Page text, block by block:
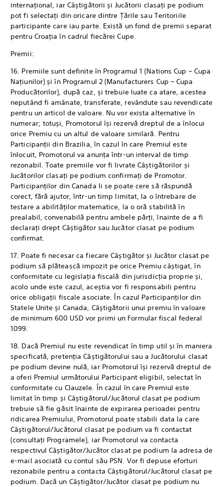
internațional, iar Câștigătorii și Jucătorii clasați pe podium
pot fi selectați din oricare dintre Țările sau Teritoriile
participante care iau parte. Există un fond de premii separat
pentru Croația în cadrul fiecărei Cupe.
Premii:
16. Premiile sunt definite în Programul 1 (Nations Cup – Cupa
Națiunilor) și în Programul 2 (Manufacturers Cup – Cupa
Producătorilor), după caz, și trebuie luate ca atare, acestea
neputând fi amânate, transferate, revândute sau revendicate
pentru un articol de valoare. Nu vor exista alternative în
numerar; totuși, Promotorul își rezervă dreptul de a înlocui
orice Premiu cu un altul de valoare similară. Pentru
Participanții din Brazilia, în cazul în care Premiul este
înlocuit, Promotorul va anunța într-un interval de timp
rezonabil. Toate premiile vor fi livrate Câștigătorilor și
Jucătorilor clasați pe podium confirmați de Promotor.
Participanților din Canada li se poate cere să răspundă
corect, fără ajutor, într-un timp limitat, la o întrebare de
testare a abilităților matematice, la o oră stabilită în
prealabil, convenabilă pentru ambele părți, înainte de a fi
declarați drept Câștigător sau Jucător clasat pe podium
confirmat.
17. Poate fi necesar ca fiecare Câștigător și Jucător clasat pe
podium să plătească impozit pe orice Premiu câștigat, în
conformitate cu legislația fiscală din jurisdicția proprie și,
acolo unde este cazul, aceștia vor fi responsabili pentru
orice obligații fiscale asociate. În cazul Participanților din
Statele Unite și Canada, Câștigătorii unui premiu în valoare
de minimum 600 USD vor primi un Formular fiscal federal
1099.
18. Dacă Premiul nu este revendicat în timp util și în maniera
specificată, pretenția Câștigătorului sau a Jucătorului clasat
pe podium devine nulă, iar Promotorul își rezervă dreptul de
a oferi Premiul următorului Participant eligibil, selectat în
conformitate cu Clauzele. În cazul în care Premiul este
limitat în timp și Câștigătorul/Jucătorul clasat pe podium
trebuie să fie găsit înainte de expirarea perioadei pentru
ridicarea Premiului, Promotorul poate stabili data la care
Câștigătorul/Jucătorul clasat pe podium va fi contactat
(consultați Programele), iar Promotorul va contacta
respectivul Câștigător/Jucător clasat pe podium la adresa de
e-mail asociată cu contul său PSN. Vor fi depuse eforturi
rezonabile pentru a contacta Câștigătorul/Jucătorul clasat pe
podium. Dacă un Câștigător/Jucător clasat pe podium nu